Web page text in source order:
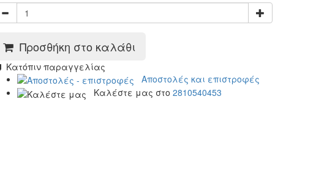
Προσθήκη στο καλάθι
Kατόπιν παραγγελίας
Αποστολές και επιστροφές
Καλέστε μας στο 2810540453